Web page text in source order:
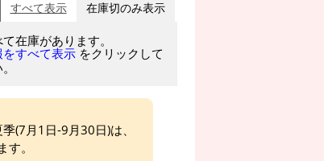
すべて表示 在庫切のみ表示
在庫があります。
をすべて表示 をクリックして
(7月1日-9月30日)は、
。